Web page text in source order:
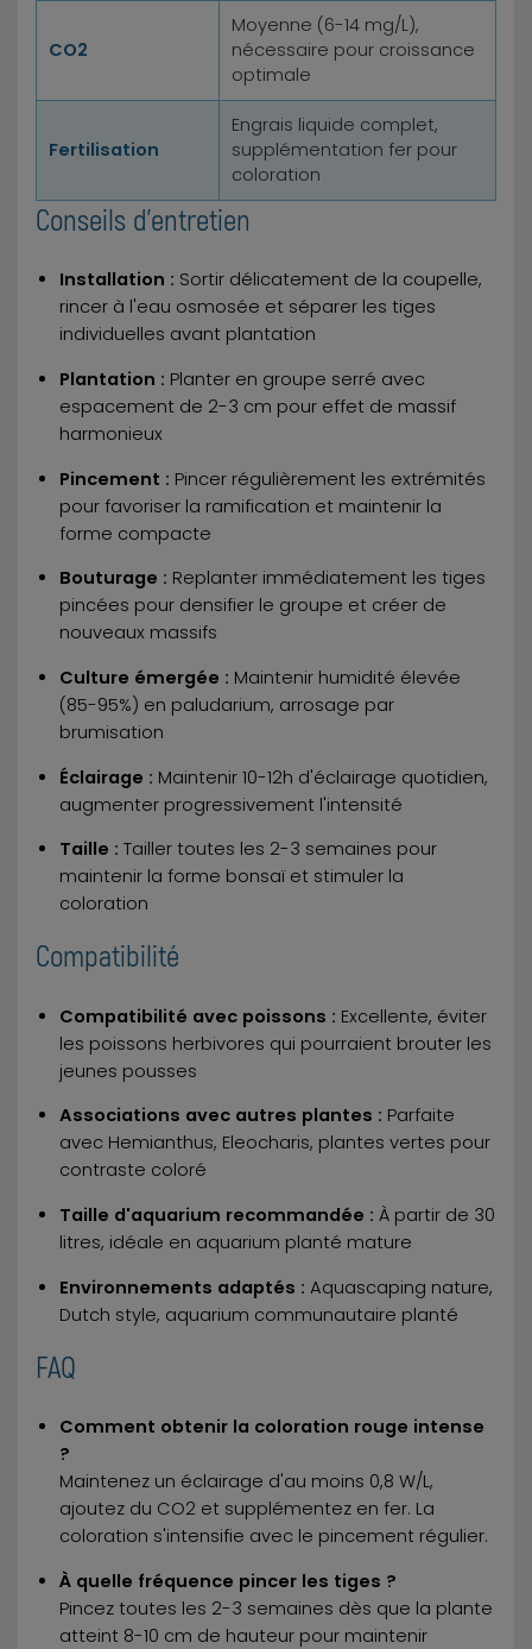
CO2
Moyenne (6-14 mg/L),
nécessaire pour croissance
optimale
Fertilisation
Engrais liquide complet,
supplémentation fer pour
coloration
Conseils d'entretien
Installation : Sortir délicatement de la coupelle,
rincer à l'eau osmosée et séparer les tiges
individuelles avant plantation
Plantation : Planter en groupe serré avec
espacement de 2-3 cm pour effet de massif
harmonieux
Pincement : Pincer régulièrement les extrémités
pour favoriser la ramification et maintenir la
forme compacte
Bouturage : Replanter immédiatement les tiges
pincées pour densifier le groupe et créer de
nouveaux massifs
Culture émergée : Maintenir humidité élevée
(85-95%) en paludarium, arrosage par
brumisation
Éclairage : Maintenir 10-12h d'éclairage quotidien,
augmenter progressivement l'intensité
Taille : Tailler toutes les 2-3 semaines pour
maintenir la forme bonsaï et stimuler la
coloration
Compatibilité
Compatibilité avec poissons : Excellente, éviter
les poissons herbivores qui pourraient brouter les
jeunes pousses
Associations avec autres plantes : Parfaite
avec Hemianthus, Eleocharis, plantes vertes pour
contraste coloré
Taille d'aquarium recommandée : À partir de 30
litres, idéale en aquarium planté mature
Environnements adaptés : Aquascaping nature,
Dutch style, aquarium communautaire planté
FAQ
Comment obtenir la coloration rouge intense
?
Maintenez un éclairage d'au moins 0,8 W/L,
ajoutez du CO2 et supplémentez en fer. La
coloration s'intensifie avec le pincement régulier.
À quelle fréquence pincer les tiges ?
Pincez toutes les 2-3 semaines dès que la plante
atteint 8-10 cm de hauteur pour maintenir